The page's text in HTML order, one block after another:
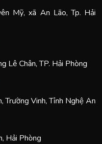
Mỹ, xã An Lão, Tp. Hải
Lê Chân, TP. Hải Phòng
Trường Vinh, Tỉnh Nghệ An
Hải Phòng